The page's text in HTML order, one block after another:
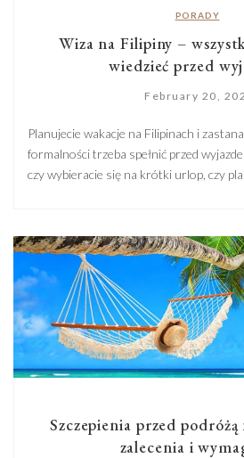
PORADY
Wiza na Filipiny –
wiedzieć przed
February 20,
Planujecie wakacje na Filipinach i
formalności trzeba spełnić przed
czy wybieracie się na krótki urlop, czy
możliwości wjazdu bez wiz, kosztów
dostępnych rodzajów […]
Szczepienia przed
zalecenia i